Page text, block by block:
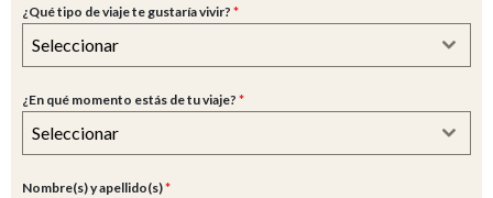
¿Qué tipo de viaje te gustaría vivir? *
Seleccionar
¿En qué momento estás de tu viaje? *
Seleccionar
Nombre(s) y apellido(s)*